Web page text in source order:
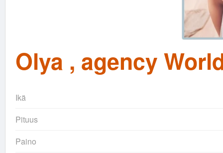
Olya , agency
Ikä
Pituus
Paino